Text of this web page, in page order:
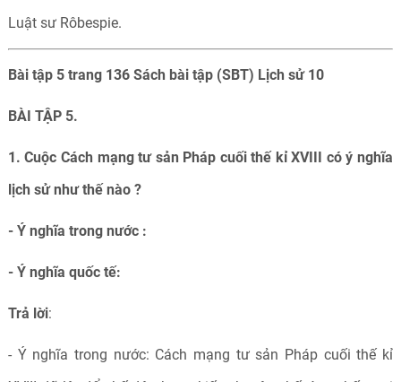
Luật sư Rôbespie.
Bài tập 5 trang 136 Sách bài tập (SBT) Lịch sử 10
BÀI TẬP 5.
1. Cuộc Cách mạng tư sản Pháp cuối thế kỉ XVIII có ý nghĩa
lịch sử như thế nào ?
- Ý nghĩa trong nước :
- Ý nghĩa quốc tế:
Trả lời:
- Ý nghĩa trong nước: Cách mạng tư sản Pháp cuối thế kỉ